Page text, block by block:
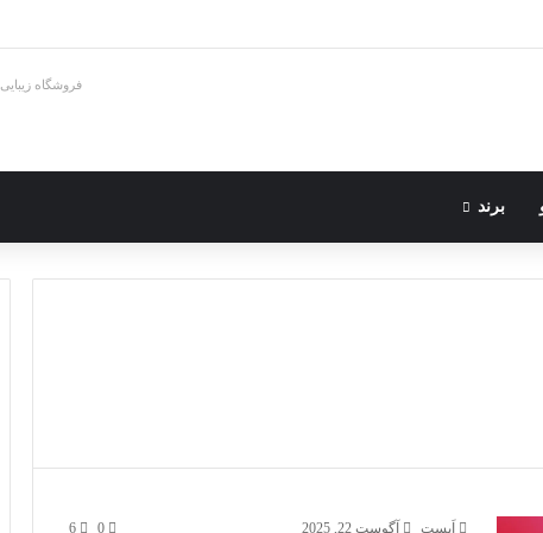
فروشگاه
برند
اَپست آگوست 22, 2025 0
6